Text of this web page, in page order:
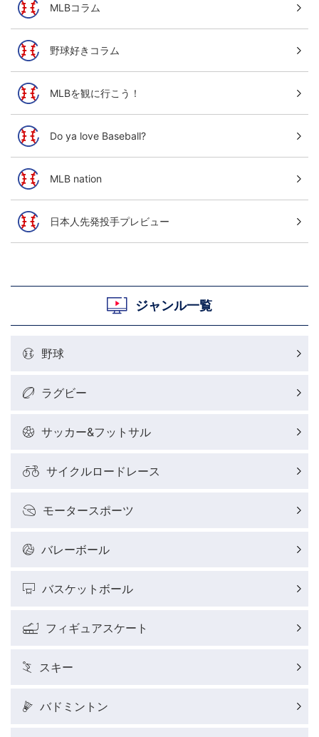
MLBコラム
野球好きコラム
MLBを観に行こう！
Do ya love Baseball?
MLB nation
日本人先発投手プレビュー
ジャンル一覧
野球
ラグビー
サッカー&フットサル
サイクルロードレース
モータースポーツ
バレーボール
バスケットボール
フィギュアスケート
スキー
バドミントン